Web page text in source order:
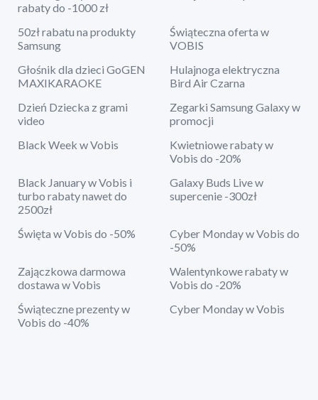
rabaty do -1000 zł
50zł rabatu na produkty
Samsung
Świąteczna oferta w
VOBIS
Głośnik dla dzieci GoGEN
MAXIKARAOKE
Hulajnoga elektryczna
Bird Air Czarna
Dzień Dziecka z grami
video
Zegarki Samsung Galaxy w
promocji
Black Week w Vobis
Kwietniowe rabaty w
Vobis do -20%
Black January w Vobis i
turbo rabaty nawet do
2500zł
Galaxy Buds Live w
supercenie -300zł
Święta w Vobis do -50%
Cyber Monday w Vobis do
-50%
Zajączkowa darmowa
dostawa w Vobis
Walentynkowe rabaty w
Vobis do -20%
Świąteczne prezenty w
Vobis do -40%
Cyber Monday w Vobis